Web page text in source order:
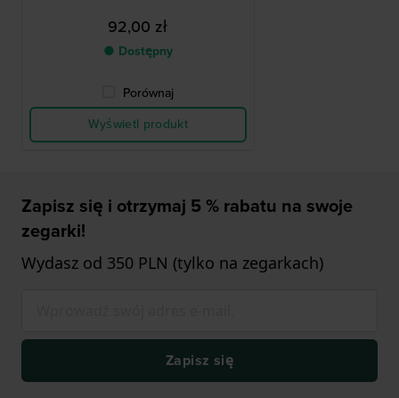
92,00 zł
● Dostępny
Porównaj
Wyświetl produkt
Zapisz się i otrzymaj 5 % rabatu na swoje
zegarki!
Wydasz od 350 PLN (tylko na zegarkach)
Zapisz się